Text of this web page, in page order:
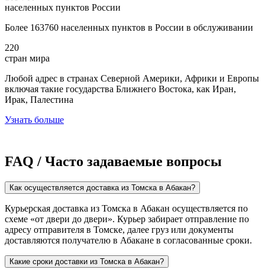
населенных пунктов России
Более 163760 населенных пунктов в России в обслуживании
220
стран мира
Любой адрес в странах Северной Америки, Африки и Европы
включая такие государства Ближнего Востока, как Иран,
Ирак, Палестина
Узнать больше
FAQ / Часто задаваемые вопросы
Как осуществляется доставка из Томска в Абакан?
Курьерская доставка из Томска в Абакан осуществляется по
схеме «от двери до двери». Курьер забирает отправление по
адресу отправителя в Томске, далее груз или документы
доставляются получателю в Абакане в согласованные сроки.
Какие сроки доставки из Томска в Абакан?